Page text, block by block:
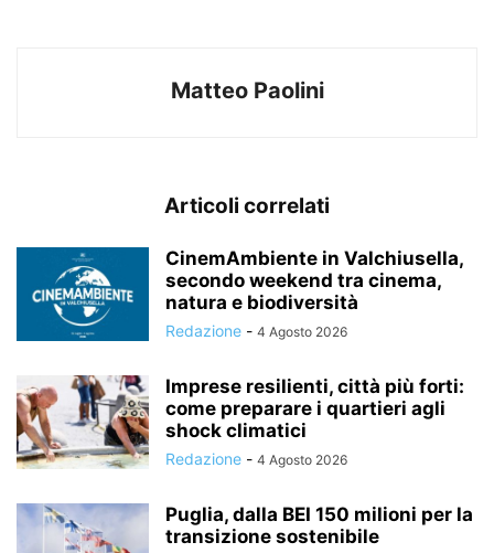
Matteo Paolini
Articoli correlati
CinemAmbiente in Valchiusella,
secondo weekend tra cinema,
natura e biodiversità
Redazione - 4 Agosto 2026
Imprese resilienti, città più forti:
come preparare i quartieri agli
shock climatici
Redazione - 4 Agosto 2026
Puglia, dalla BEI 150 milioni per la
transizione sostenibile